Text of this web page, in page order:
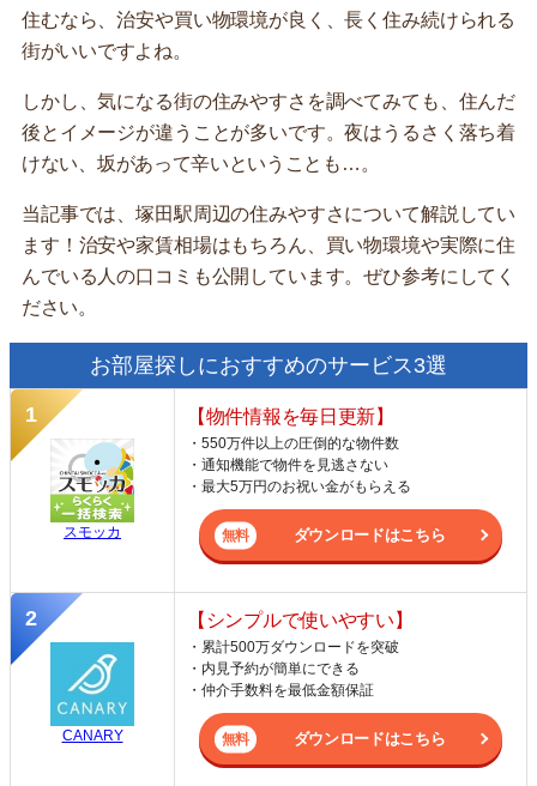
住むなら、治安や買い物環境が良く、長く住み続けられる
街がいいですよね。
しかし、気になる街の住みやすさを調べてみても、住んだ
後とイメージが違うことが多いです。夜はうるさく落ち着
けない、坂があって辛いということも…。
当記事では、塚田駅周辺の住みやすさについて解説してい
ます！治安や家賃相場はもちろん、買い物環境や実際に住
んでいる人の口コミも公開しています。ぜひ参考にしてく
ださい。
お部屋探しにおすすめのサービス3選
スモッカ
【物件情報を毎日更新】
・550万件以上の圧倒的な物件数
・通知機能で物件を見逃さない
・最大5万円のお祝い金がもらえる
ダウンロードはこちら
CANARY
【シンプルで使いやすい】
・累計500万ダウンロードを突破
・内見予約が簡単にできる
・仲介手数料を最低金額保証
ダウンロードはこちら